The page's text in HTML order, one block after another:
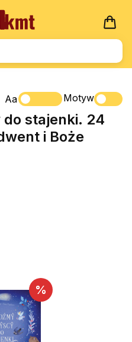
Aa
Motyw
%
stajenki. 24
i Boże